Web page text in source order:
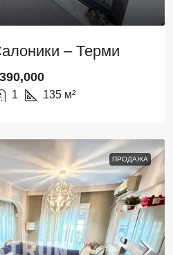
– Терми
1 135 м²
ПРОДАЖА